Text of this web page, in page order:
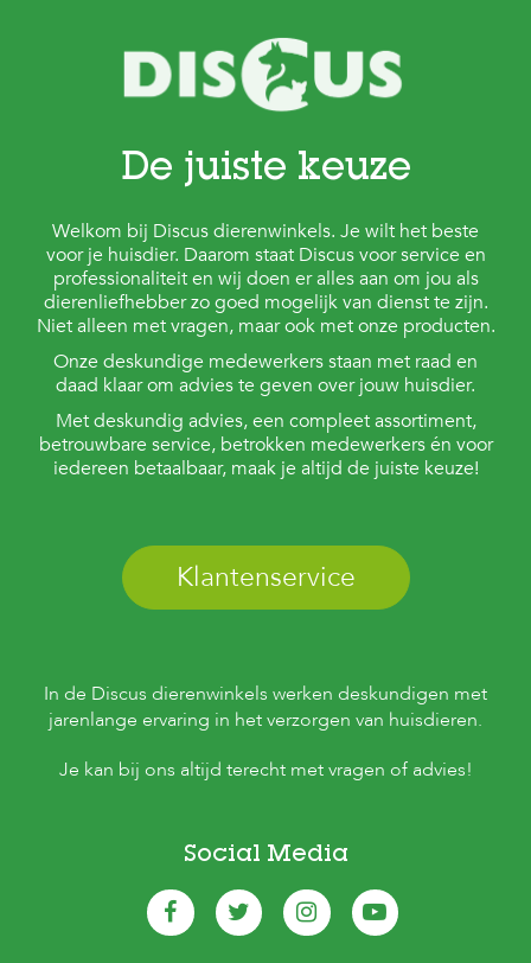
De juiste keuze
Welkom bij Discus dierenwinkels. Je wilt het beste
voor je huisdier. Daarom staat Discus voor service en
professionaliteit en wij doen er alles aan om jou als
dierenliefhebber zo goed mogelijk van dienst te zijn.
Niet alleen met vragen, maar ook met onze producten.
Onze deskundige medewerkers staan met raad en
daad klaar om advies te geven over jouw huisdier.
Met deskundig advies, een compleet assortiment,
betrouwbare service, betrokken medewerkers én voor
iedereen betaalbaar, maak je altijd de juiste keuze!
Klantenservice
In de Discus dierenwinkels werken deskundigen met
jarenlange ervaring in het verzorgen van huisdieren.
Je kan bij ons altijd terecht met vragen of advies!
Social Media